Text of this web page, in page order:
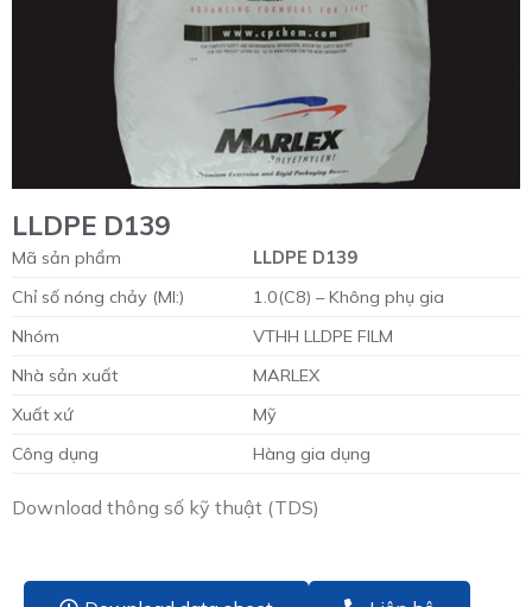
LLDPE D139
Mã sản phẩm
LLDPE D139
Chỉ số nóng chảy (MI:)
1.0(C8) – Không phụ gia
Nhóm
VTHH LLDPE FILM
Nhà sản xuất
MARLEX
Xuất xứ
Mỹ
Công dụng
Hàng gia dụng
Download thông số kỹ thuật (TDS)